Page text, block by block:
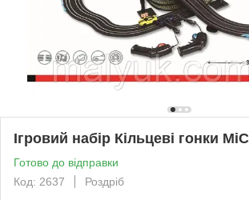
Ігровий набір Кільцеві гонки
Готово до відправки
Код: 2637
Роздріб